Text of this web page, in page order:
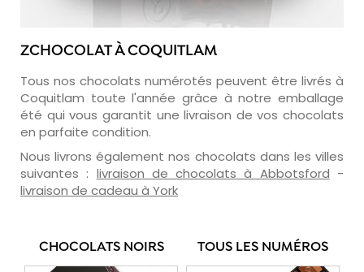
ZCHOCOLAT À COQUITLAM
Tous nos chocolats numérotés peuvent être livrés à
Coquitlam toute l'année grâce à notre emballage
été qui vous garantit une livraison de vos chocolats
en parfaite condition.
Nous livrons également nos chocolats dans les villes
suivantes : livraison de chocolats à Abbotsford -
livraison de cadeau à York
CHOCOLATS NOIRS TOUS LES NUMÉROS